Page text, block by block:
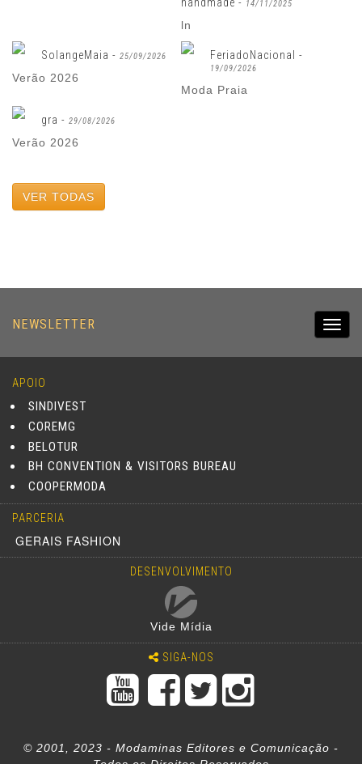
14/11/2025
ln
SolangeMaia - 25/09/2026
Verão 2026
FeriadoNacional -
19/09/2026
Moda Praia
gra - 29/08/2026
Verão 2026
VER TODAS
NEWSLETTER
APOIO
SINDIVEST
COREMG
BELOTUR
BH CONVENTION & VISITORS BUREAU
COOPERMODA
PARCERIA
GERAIS FASHION
DESENVOLVIMENTO
Vide Mídia
SIGA-NOS
© 2001, 2023 - Modaminas Editores e Comunicação -